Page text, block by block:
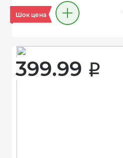
Шок цена
399.99 i